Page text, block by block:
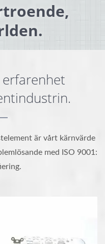
är vårt kärnvärde
med ISO 9001: